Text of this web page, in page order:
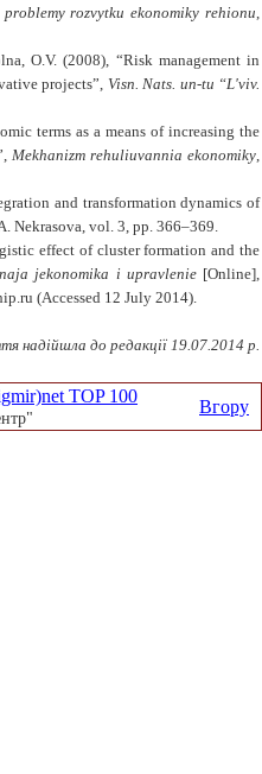
rozvytku ekonomiky rehionu,
O.V. (2008), “Risk management in
projects”, Visn. Nats. un-tu “L'viv.
terms as a means of increasing the
Mekhanizm rehuliuvannia ekonomiky,
and transformation dynamics of
Nekrasova, vol. 3, pp. 366–369.
effect of cluster formation and the
jekonomika i upravlenie [Online],
ip.ru (Accessed 12 July 2014).
надійшла до редакції 19.07.2014 р.
Вгору